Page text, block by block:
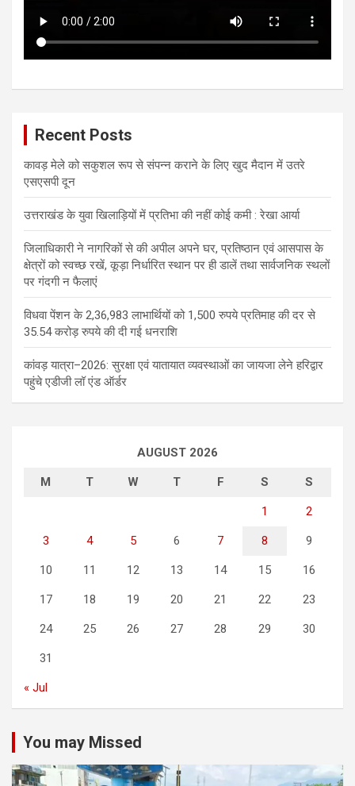
Recent Posts
कावड़ मेले को सकुशल रूप से संपन्न कराने के लिए खुद मैदान में उतरे
एसएसपी दून
उत्तराखंड के युवा खिलाड़ियों में प्रतिभा की नहीं कोई कमी : रेखा आर्या
जिलाधिकारी ने नागरिकों से की अपील अपने घर, प्रतिष्ठान एवं आसपास के
क्षेत्रों को स्वच्छ रखें, कूड़ा निर्धारित स्थान पर ही डालें तथा सार्वजनिक स्थलों
पर गंदगी न फैलाएं
विधवा पेंशन के 2,36,983 लाभार्थियों को 1,500 रुपये प्रतिमाह की दर से
35.54 करोड़ रुपये की दी गई धनराशि
कांवड़ यात्रा–2026: सुरक्षा एवं यातायात व्यवस्थाओं का जायजा लेने हरिद्वार
पहुंचे एडीजी लॉ एंड ऑर्डर
AUGUST 2026
M T W T F S S
1 2
3 4 5 6 7 8 9
10 11 12 13 14 15 16
17 18 19 20 21 22 23
24 25 26 27 28 29 30
31
« Jul
You may Missed